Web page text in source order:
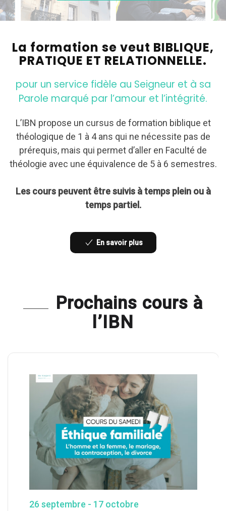
La formation se veut BIBLIQUE,
PRATIQUE ET RELATIONNELLE.
pour un service fidèle au Seigneur et à sa
Parole marqué par l’amour et l’intégrité.
L’IBN propose un cursus de formation biblique et
théologique de 1 à 4 ans qui ne nécessite pas de
prérequis, mais qui permet d’aller en Faculté de
théologie avec une équivalence de 5 à 6 semestres.
Les cours peuvent être suivis à temps plein ou à
temps partiel.
En savoir plus
Prochains cours à
l’IBN
26 septembre - 17 octobre